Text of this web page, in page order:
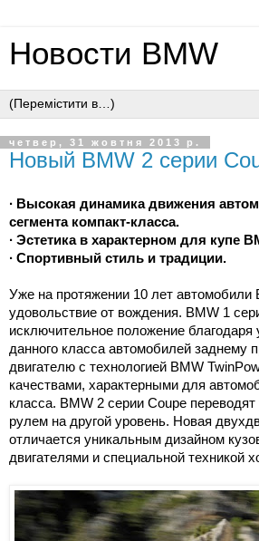
Новости BMW
четвер, 31 жовтня 2013 р.
Новый BMW 2 серии
∙ Высокая динамика движения
сегмента компакт-класса.
∙ Эстетика в характерном для купе
∙ Спортивный стиль и традиции.
Уже на протяжении 10 лет автомобили
удовольствие от вождения. BMW 1
исключительное положение благодаря
данного класса автомобилей заднему
двигателю с технологией BMW
качествами, характерными для
класса. BMW 2 серии Coupe
рулем на другой уровень. Новая
отличается уникальным дизайном
двигателями и специальной техникой